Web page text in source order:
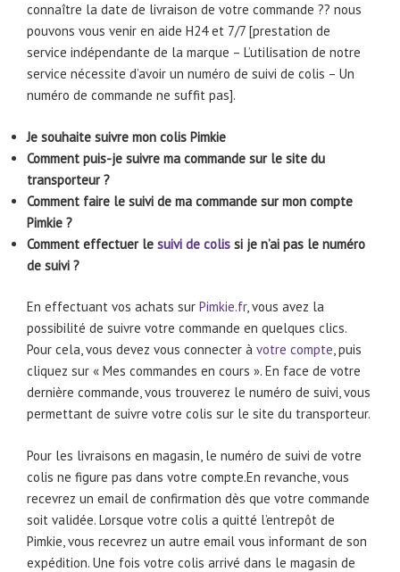
connaître la date de livraison de votre commande ?? nous
pouvons vous venir en aide H24 et 7/7 [prestation de
service indépendante de la marque – L’utilisation de notre
service nécessite d’avoir un numéro de suivi de colis – Un
numéro de commande ne suffit pas].
Je souhaite suivre mon colis Pimkie
Comment puis-je suivre ma commande sur le site du
transporteur ?
Comment faire le suivi de ma commande sur mon compte
Pimkie ?
Comment effectuer le suivi de colis si je n’ai pas le numéro
de suivi ?
En effectuant vos achats sur Pimkie.fr, vous avez la
possibilité de suivre votre commande en quelques clics.
Pour cela, vous devez vous connecter à votre compte, puis
cliquez sur « Mes commandes en cours ». En face de votre
dernière commande, vous trouverez le numéro de suivi, vous
permettant de suivre votre colis sur le site du transporteur.
Pour les livraisons en magasin, le numéro de suivi de votre
colis ne figure pas dans votre compte.En revanche, vous
recevrez un email de confirmation dès que votre commande
soit validée. Lorsque votre colis a quitté l’entrepôt de
Pimkie, vous recevrez un autre email vous informant de son
expédition. Une fois votre colis arrivé dans le magasin de